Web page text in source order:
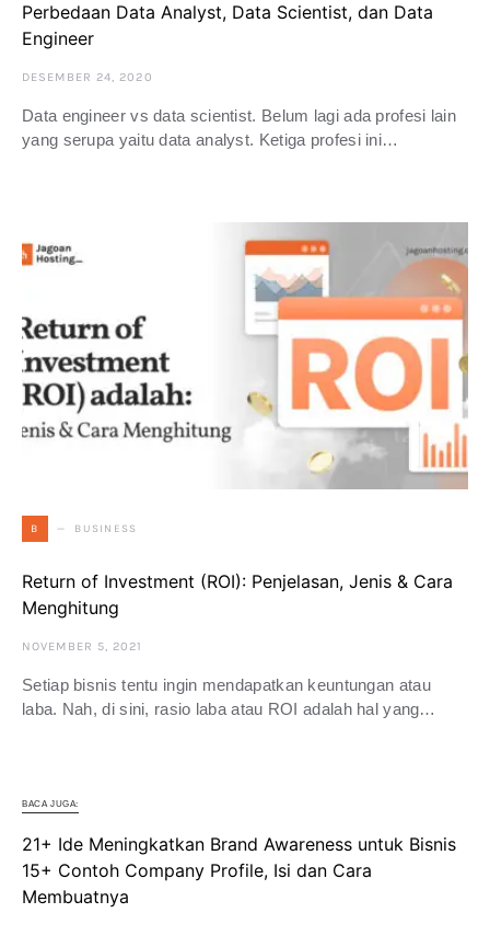
Perbedaan Data Analyst, Data Scientist, dan Data
Engineer
DESEMBER 24, 2020
Data engineer vs data scientist. Belum lagi ada profesi lain
yang serupa yaitu data analyst. Ketiga profesi ini…
B BUSINESS
Return of Investment (ROI): Penjelasan, Jenis & Cara
Menghitung
NOVEMBER 5, 2021
Setiap bisnis tentu ingin mendapatkan keuntungan atau
laba. Nah, di sini, rasio laba atau ROI adalah hal yang…
BACA JUGA:
21+ Ide Meningkatkan Brand Awareness untuk Bisnis
15+ Contoh Company Profile, Isi dan Cara
Membuatnya